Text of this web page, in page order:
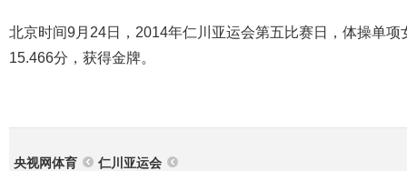
北京时间9月24日，2014年仁川亚运会第五比赛日，体操单
15.466分，获得金牌。
央视网体育 仁川亚运会